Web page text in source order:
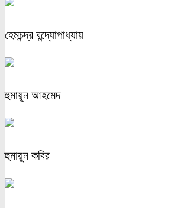
হেমচন্দ্র বন্দ্যোপাধ্যায়
হুমায়ূন আহমেদ
হুমায়ুন কবির